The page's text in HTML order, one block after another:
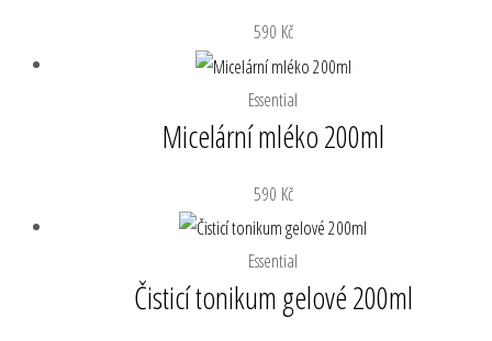
590 Kč
Essential
Micelární mléko 200ml
590 Kč
Essential
Čisticí tonikum gelové 200ml